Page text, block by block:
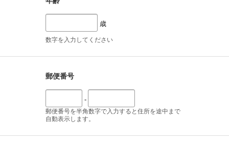
歳
数字を入力してください
郵便番号
-
郵便番号を半角数字で入力すると住所を途中まで
自動表示します。